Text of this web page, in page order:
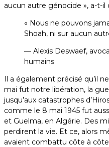
aucun autre génocide », a-t-il
« Nous ne pouvons
Shoah, ni sur aucun
— Alexis Deswaef,
humains
Il a également précisé qu’il
mai fut notre libération, la
jusqu’aux catastrophes
comme le 8 mai 1945 fut
et Guelma, en Algérie. Des
perdirent la vie. Et ce, alors
avaient combattu côte à